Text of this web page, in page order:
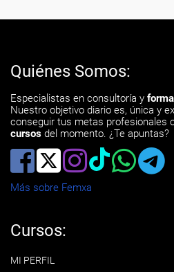
Quiénes Somos:
Especialistas en consultoría y
Nuestro objetivo diario es, única y
conseguir tus metas profesionales
cursos del momento. ¿Te apuntas?
Más sobre Femxa
Cursos:
MI PERFIL